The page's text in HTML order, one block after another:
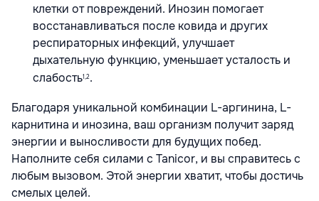
клетки от повреждений. Инозин помогает
восстанавливаться после ковида и других
респираторных инфекций, улучшает
дыхательную функцию, уменьшает усталость и
слабость1,2 .
Благодаря уникальной комбинации L-аргинина, L-
карнитина и инозина, ваш организм получит заряд
энергии и выносливости для будущих побед.
Наполните себя силами с Tanicor, и вы справитесь с
любым вызовом. Этой энергии хватит, чтобы достичь
смелых целей.